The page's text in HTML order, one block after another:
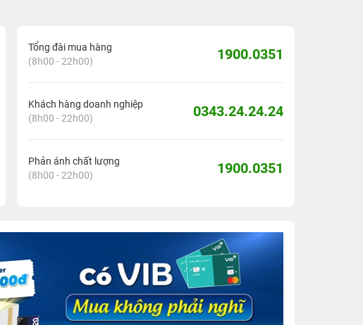
Tổng đài mua hàng
(8h00 - 22h00)
1900.0351
Khách hàng doanh nghiệp
(8h00 - 22h00)
0343.24.24.24
Phản ánh chất lượng
(8h00 - 22h00)
1900.0351